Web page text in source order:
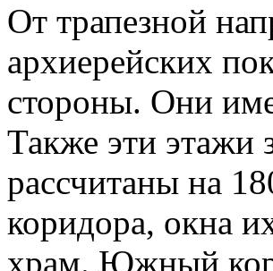
От трапезной
архиерейских
стороны. Они
Также эти этажи
рассчитаны на
коридора, окна
храм. Южный